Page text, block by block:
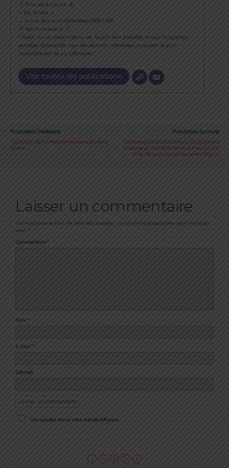
Runner & Cyclist
⇣ My Strava ⇣
→ www.strava.com/athletes/18867396
Ma Philosophie
"Courir sur le chemin de la vie, le plus loin possible, le plus longtemps
possible. Emprunter tous les sentiers, même les impasses, le plus
important est de s’y (re)trouver".
Voir toutes les publications
Publication Précédente
GO'LUM : La Frontale Performante Made In
France
Publication Suivante
Compressport UltRun S Pack : Ou Comment
Embarquer Tout Votre Matériel Pour Un 100
Miles Dans Un Sac De Seulement 80g !
Laisser un commentaire
Votre adresse e-mail ne sera pas publiée. Les champs obligatoires sont indiqués
avec *
Commentaire *
Nom *
E-mail *
Site web
Oui, ajoutez moi à votre liste de diffusion.